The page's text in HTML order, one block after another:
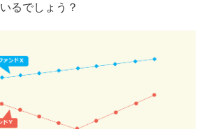
るでしょう？